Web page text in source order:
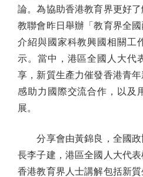
論。為協助香港教育界更好
教聯會昨日舉辦「教育界全
介紹與國家科教興國相關工
示。當中，港區全國人大代
享，新質生產力催發香港青
感助力國際交流合作，以及
展。
分享會由黃錦良，全國政
長李子建，港區全國人大代
香港教育界人士講解包括新